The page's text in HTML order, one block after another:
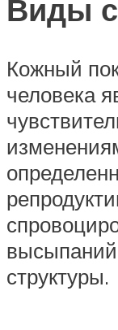
Виды
Кожный
человека
структуры.